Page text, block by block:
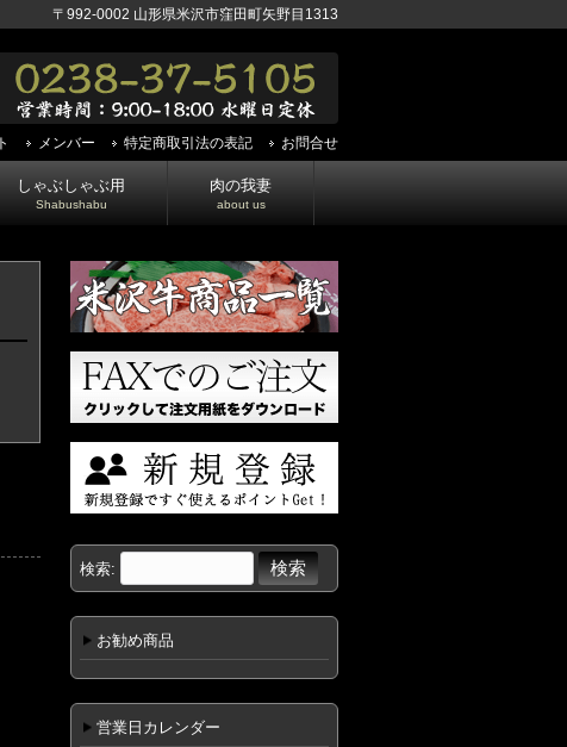
〒992-0002 山形県米沢市窪田町矢野目1313
メンバー 特定商取引法の表記 お問合せ
しゃぶしゃぶ用
Shabushabu
肉の我妻
about us
検索:
お勧め商品
営業日カレンダー